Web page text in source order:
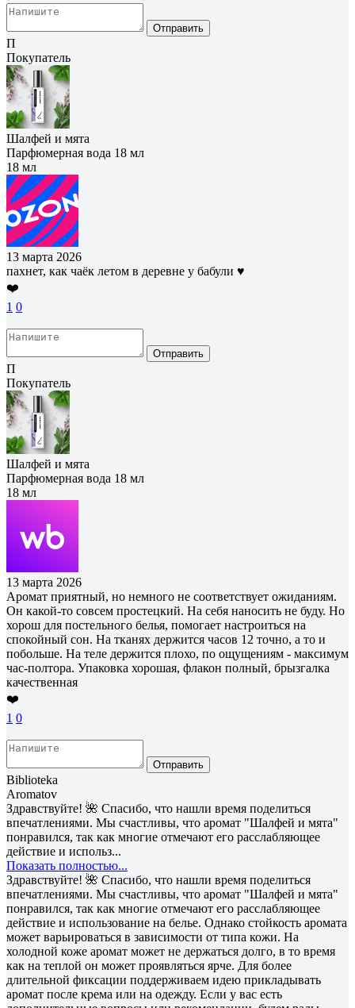
Отправить
П
Покупатель
Шалфей и мята
Парфюмерная вода 18 мл
18 мл
13 марта 2026
пахнет, как чаёк летом в деревне у бабули ♥
❤️
1 0
Отправить
П
Покупатель
Шалфей и мята
Парфюмерная вода 18 мл
18 мл
13 марта 2026
Аромат приятный, но немного не соответствует ожиданиям.
Он какой-то совсем простецкий. На себя наносить не буду. Но
хорош для постельного белья, помогает настроиться на
спокойный сон. На тканях держится часов 12 точно, а то и
побольше. На теле держится плохо, по ощущениям - максимум
час-полтора. Упаковка хорошая, флакон полный, брызгалка
качественная
❤️
1 0
Отправить
Biblioteka
Aromatov
Здравствуйте! 🌺 Спасибо, что нашли время поделиться
впечатлениями. Мы счастливы, что аромат "Шалфей и мята"
понравился, так как многие отмечают его расслабляющее
действие и использ...
Показать полностью...
Здравствуйте! 🌺 Спасибо, что нашли время поделиться
впечатлениями. Мы счастливы, что аромат "Шалфей и мята"
понравился, так как многие отмечают его расслабляющее
действие и использование на белье. Однако стойкость аромата
может варьироваться в зависимости от типа кожи. На
холодной коже аромат может не держаться долго, в то время
как на теплой он может проявляться ярче. Для более
длительной фиксации поддерживаем идею прикладывать
аромат после крема или на одежду. Если у вас есть